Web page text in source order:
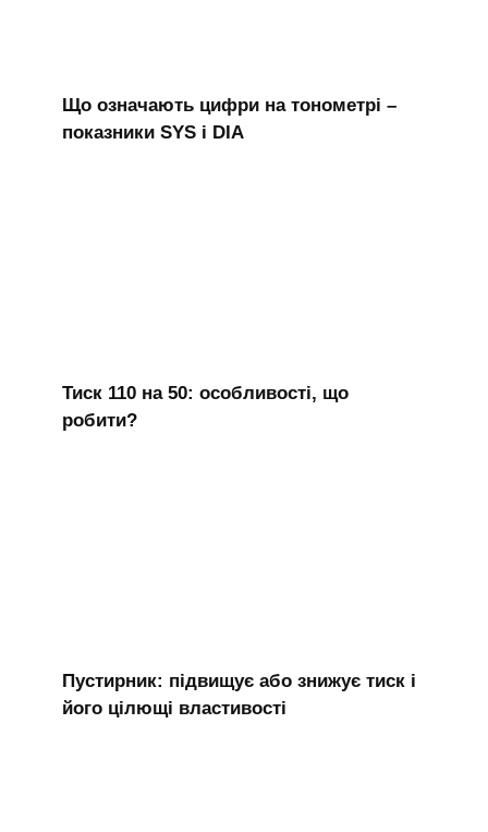
Що означають цифри на тонометрі –
показники SYS і DIA
Тиск 110 на 50: особливості, що
робити?
Пустирник: підвищує або знижує тиск і
його цілющі властивості